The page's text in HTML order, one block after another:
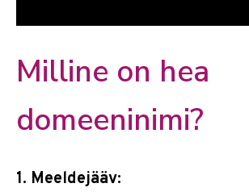
Milline on hea
domeeninimi?
1. Meeldejääv: